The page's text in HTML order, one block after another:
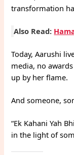
transformation
Also Read:
Today, Aarushi
media, no
up by her flame.
And someone,
“Ek Kahani Yah
in the light of